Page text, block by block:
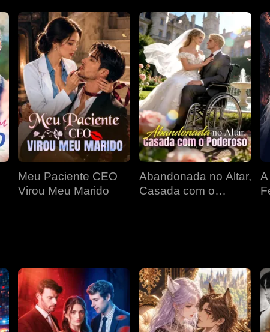
Meu Paciente CEO
Virou Meu Marido
Abandonada no Altar,
Casada com o